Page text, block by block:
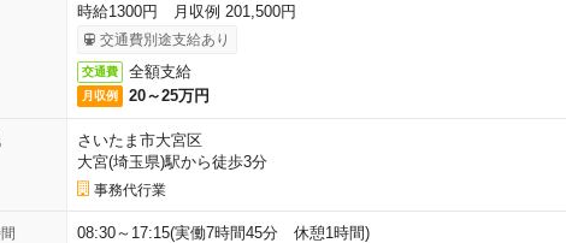
時給1300円 月収例 201,500円
交通費別途支給あり
交通費 全額支給
月収例 20～25万円
さいたま市大宮区
大宮(埼玉県)駅から徒歩3分
事務代行業
08:30～17:15(実働7時間45分 休憩1時間)